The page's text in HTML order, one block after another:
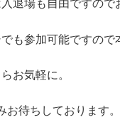
退場も自由ですので
も参加可能ですので
お気軽に。
待ちしております。